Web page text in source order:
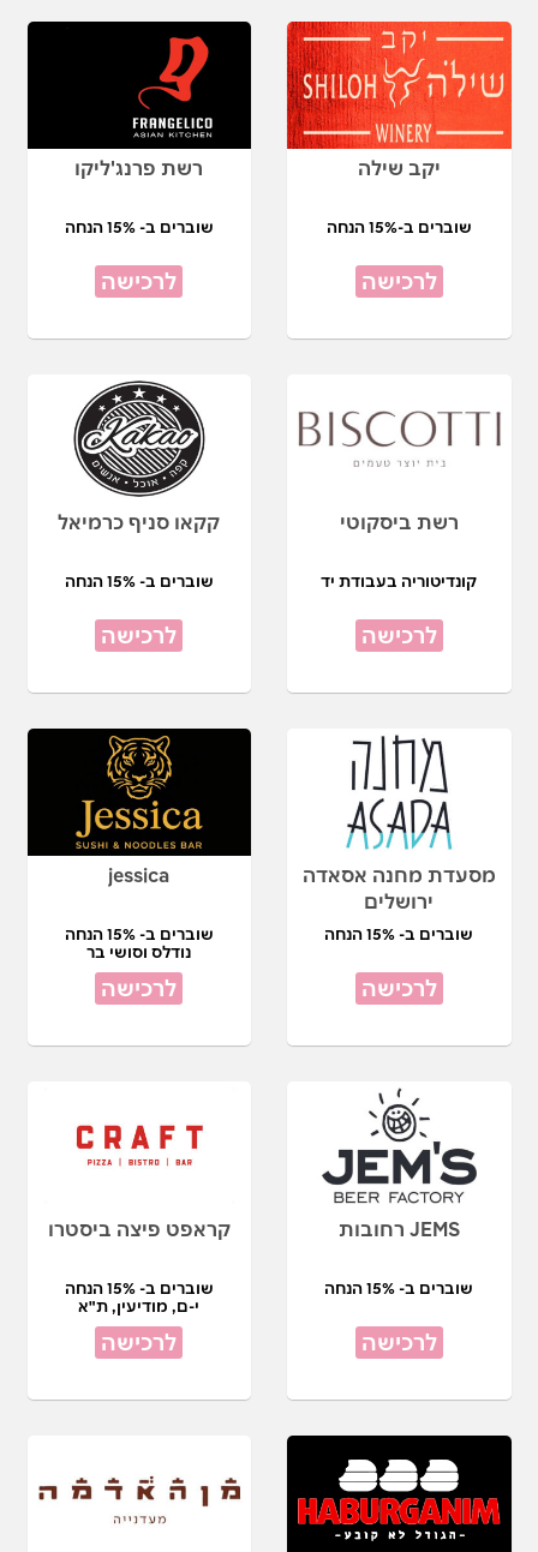
יקב שילה
שוברים ב-15% הנחה
לרכישה
רשת פרנג'ליקו
שוברים ב- 15% הנחה
לרכישה
רשת ביסקוטי
קונדיטוריה בעבודת יד
לרכישה
קקאו סניף כרמיאל
שוברים ב- 15% הנחה
לרכישה
מסעדת מחנה אסאדה
ירושלים
שוברים ב- 15% הנחה
לרכישה
jessica
שוברים ב- 15% הנחה
נודלס וסושי בר
לרכישה
JEMS רחובות
שוברים ב- 15% הנחה
לרכישה
קראפט פיצה ביסטרו
שוברים ב- 15% הנחה
י-ם, מודיעין, ת"א
לרכישה